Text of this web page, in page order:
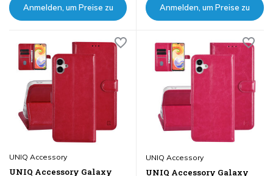
Anmelden, um Preise zu Anmelden, um Preise zu
UNIQ Accessory
UNIQ Accessory Galaxy
UNIQ Accessory
UNIQ Accessory Galaxy